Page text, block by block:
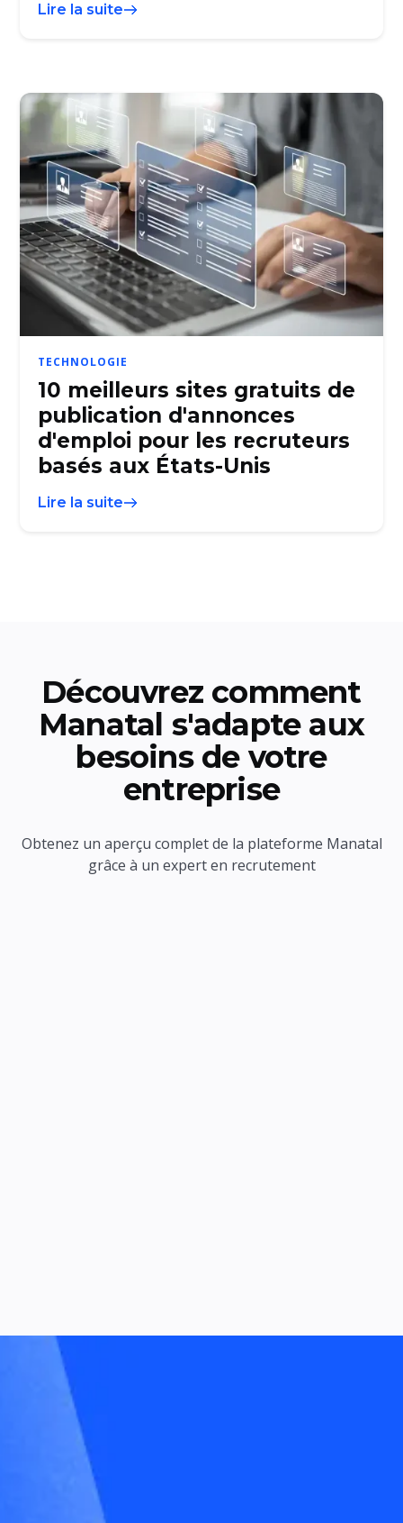
Lire la suite
TECHNOLOGIE
10 meilleurs sites gratuits de
publication d'annonces
d'emploi pour les recruteurs
basés aux États-Unis
Lire la suite
Découvrez comment
Manatal s'adapte aux
besoins de votre
entreprise
Obtenez un aperçu complet de la plateforme Manatal
grâce à un expert en recrutement